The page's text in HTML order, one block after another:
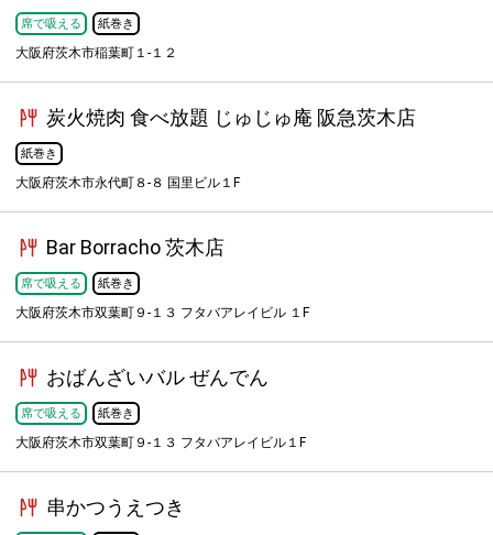
席で吸える 紙巻き
大阪府茨木市稲葉町１-１２
炭火焼肉 食べ放題 じゅじゅ庵 阪急茨木店
紙巻き
大阪府茨木市永代町８-８ 国里ビル１F
Bar Borracho 茨木店
席で吸える 紙巻き
大阪府茨木市双葉町９-１３ フタバアレイビル １F
おばんざいバル ぜんでん
席で吸える 紙巻き
大阪府茨木市双葉町９-１３ フタバアレイビル１F
串かつうえつき